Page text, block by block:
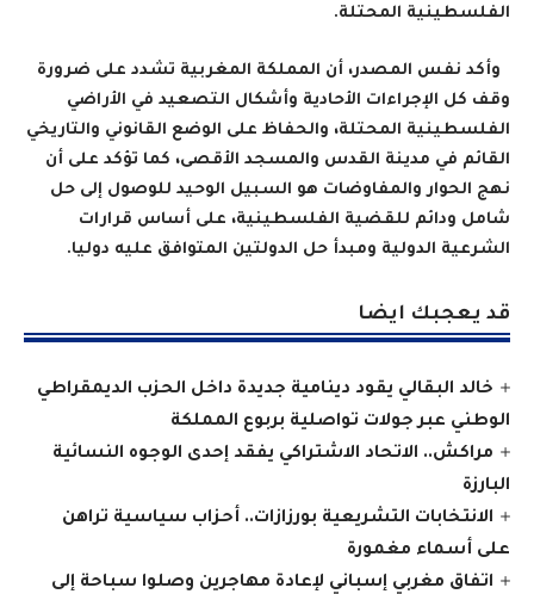
الفلسطينية المحتلة.
وأكد نفس المصدر، أن المملكة المغربية تشدد على ضرورة
وقف كل الإجراءات الأحادية وأشكال التصعيد في الأراضي
الفلسطينية المحتلة، والحفاظ على الوضع القانوني والتاريخي
القائم في مدينة القدس والمسجد الأقصى، كما تؤكد على أن
نهج الحوار والمفاوضات هو السبيل الوحيد للوصول إلى حل
شامل ودائم للقضية الفلسطينية، على أساس قرارات
الشرعية الدولية ومبدأ حل الدولتين المتوافق عليه دوليا.
قد يعجبك ايضا
خالد البقالي يقود دينامية جديدة داخل الحزب الديمقراطي
الوطني عبر جولات تواصلية بربوع المملكة
مراكش.. الاتحاد الاشتراكي يفقد إحدى الوجوه النسائية
البارزة
الانتخابات التشريعية بورزازات.. أحزاب سياسية تراهن
على أسماء مغمورة
اتفاق مغربي إسباني لإعادة مهاجرين وصلوا سباحة إلى